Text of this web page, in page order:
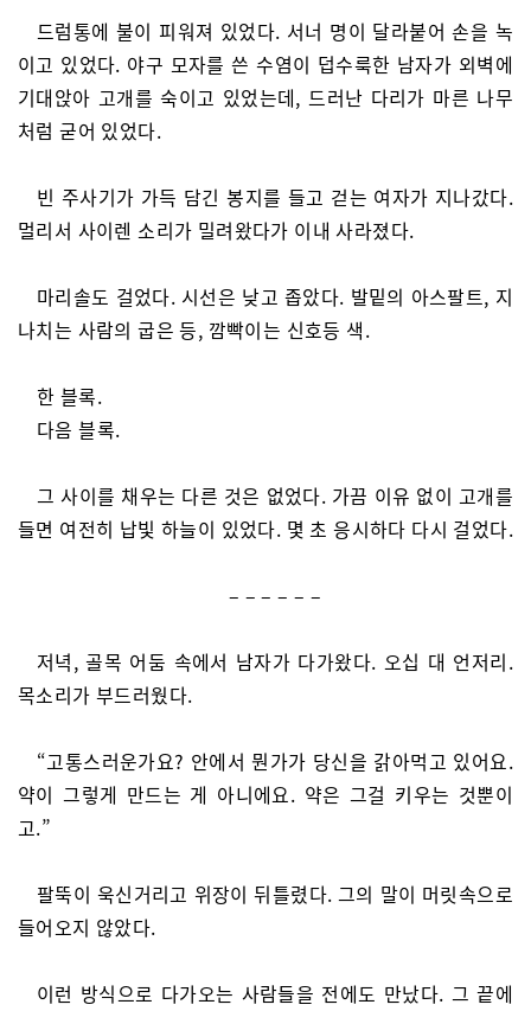
드럼통에 불이 피워져 있었다. 서너 명이 달라붙어 손을 녹
이고 있었다. 야구 모자를 쓴 수염이 덥수룩한 남자가 외벽에
기대앉아 고개를 숙이고 있었는데, 드러난 다리가 마른 나무
처럼 굳어 있었다.
빈 주사기가 가득 담긴 봉지를 들고 걷는 여자가 지나갔다.
멀리서 사이렌 소리가 밀려왔다가 이내 사라졌다.
마리솔도 걸었다. 시선은 낮고 좁았다. 발밑의 아스팔트, 지
나치는 사람의 굽은 등, 깜빡이는 신호등 색.
한 블록.
다음 블록.
그 사이를 채우는 다른 것은 없었다. 가끔 이유 없이 고개를
들면 여전히 납빛 하늘이 있었다. 몇 초 응시하다 다시 걸었다.
– – – – – –
저녁, 골목 어둠 속에서 남자가 다가왔다. 오십 대 언저리.
목소리가 부드러웠다.
“고통스러운가요? 안에서 뭔가가 당신을 갉아먹고 있어요.
약이 그렇게 만드는 게 아니에요. 약은 그걸 키우는 것뿐이
고.”
팔뚝이 욱신거리고 위장이 뒤틀렸다. 그의 말이 머릿속으로
들어오지 않았다.
이런 방식으로 다가오는 사람들을 전에도 만났다. 그 끝에